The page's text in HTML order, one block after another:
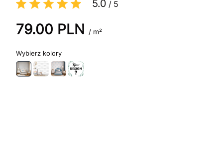
5.0 / 5
79.00 PLN / m²
kolory